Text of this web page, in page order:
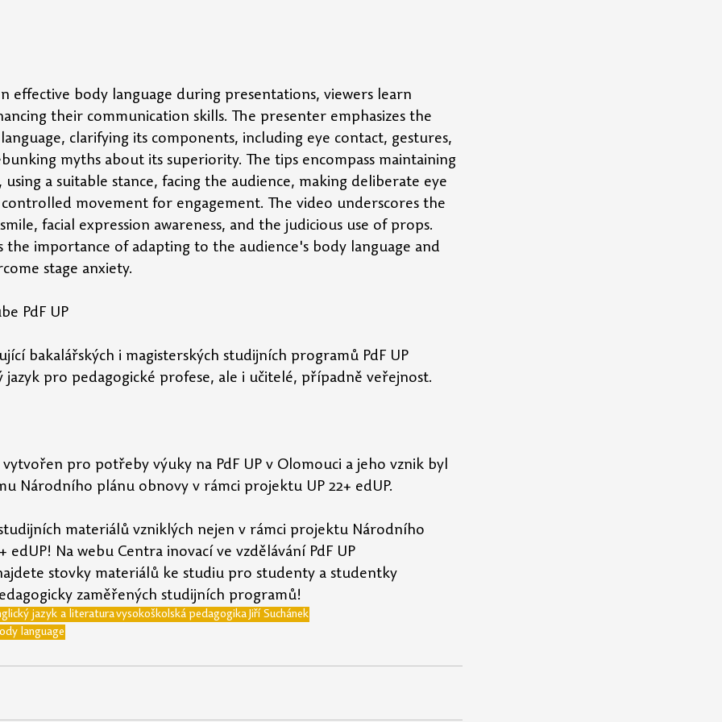
effective body language during presentations, viewers learn
their communication skills. The presenter emphasizes the
clarifying its components, including eye contact, gestures,
myths about its superiority. The tips encompass maintaining
a suitable stance, facing the audience, making deliberate eye
movement for engagement. The video underscores the
facial expression awareness, and the judicious use of props.
the importance of adapting to the audience's body language and
stage anxiety.
PdF UP
bakalářských i magisterských studijních programů PdF UP
jazyk pro pedagogické profese, ale i učitelé, případně veřejnost.
pro potřeby výuky na PdF UP v Olomouci a jeho vznik byl
Národního plánu obnovy v rámci projektu UP 22+ edUP.
materiálů vzniklých nejen v rámci projektu Národního
edUP! Na webu Centra inovací ve vzdělávání PdF UP
stovky materiálů ke studiu pro studenty a studentky
zaměřených studijních programů!
jazyk a literaturavysokoškolská pedagogika Jiří Suchánek
language